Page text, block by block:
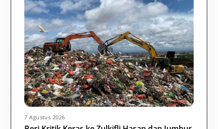
7 Agustus 2026